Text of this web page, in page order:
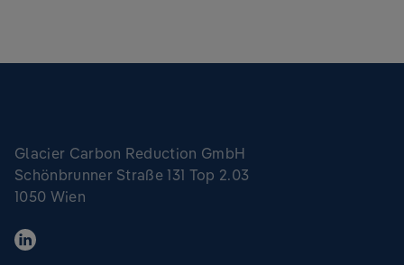
Glacier Carbon Reduction GmbH
Schönbrunner Straße 131 Top 2.03
1050 Wien